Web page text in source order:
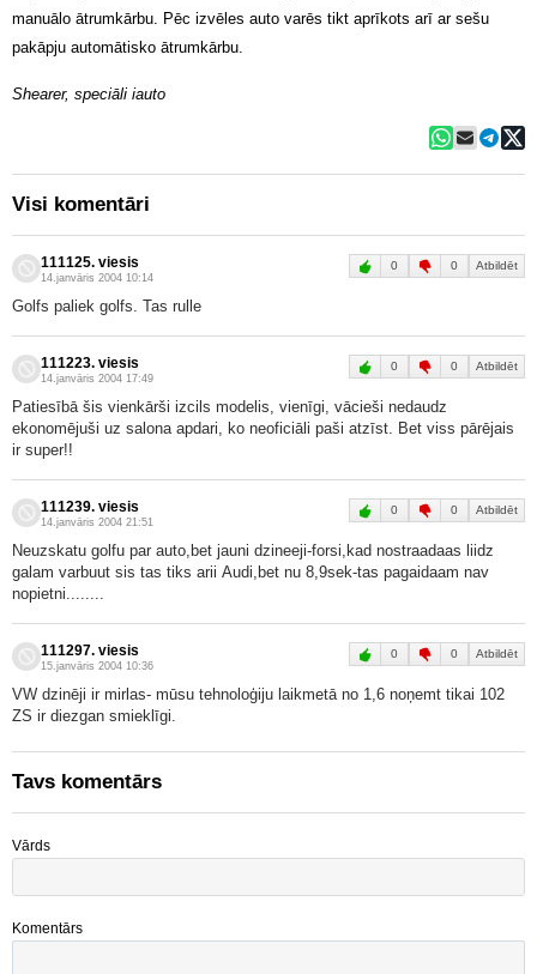
manuālo ātrumkārbu. Pēc izvēles auto varēs tikt aprīkots arī ar sešu
pakāpju automātisko ātrumkārbu.
Shearer, speciāli iauto
Visi komentāri
111125. viesis
14.janvāris 2004 10:14
0 0 Atbildēt
Golfs paliek golfs. Tas rulle
111223. viesis
14.janvāris 2004 17:49
0 0 Atbildēt
Patiesībā šis vienkārši izcils modelis, vienīgi, vācieši nedaudz
ekonomējuši uz salona apdari, ko neoficiāli paši atzīst. Bet viss pārējais
ir super!!
111239. viesis
14.janvāris 2004 21:51
0 0 Atbildēt
Neuzskatu golfu par auto,bet jauni dzineeji-forsi,kad nostraadaas liidz
galam varbuut sis tas tiks arii Audi,bet nu 8,9sek-tas pagaidaam nav
nopietni........
111297. viesis
15.janvāris 2004 10:36
0 0 Atbildēt
VW dzinēji ir mirlas- mūsu tehnoloģiju laikmetā no 1,6 noņemt tikai 102
ZS ir diezgan smieklīgi.
Tavs komentārs
Vārds
Komentārs